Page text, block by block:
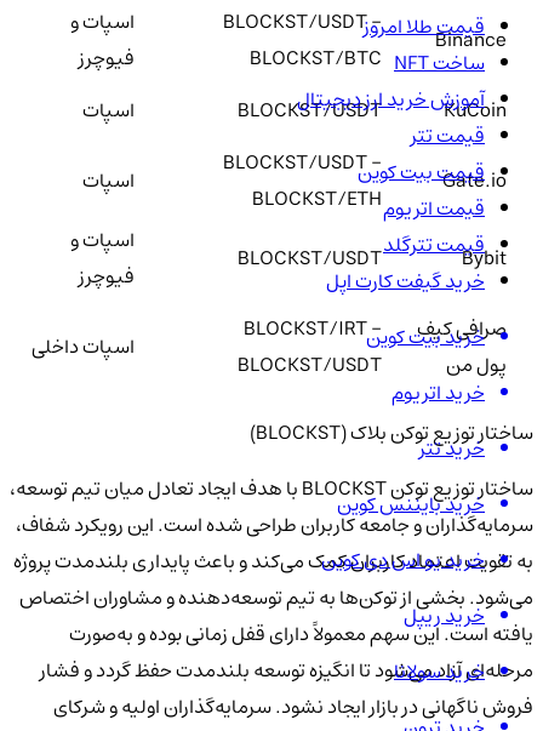
Binance
BLOCKST/USDT –
BLOCKST/BTC
اسپات و
فیوچرز
KuCoin
BLOCKST/USDT اسپات
Gate.io
BLOCKST/USDT –
BLOCKST/ETH
اسپات
Bybit
BLOCKST/USDT
اسپات و
فیوچرز
صرافی کیف
پول من
BLOCKST/IRT –
BLOCKST/USDT
اسپات داخلی
ساختار توزیع توکن بلاک‌ (BLOCKST)
ساختار توزیع توکن BLOCKST با هدف ایجاد تعادل میان تیم توسعه،
سرمایه‌گذاران و جامعه کاربران طراحی شده است. این رویکرد شفاف،
به تقویت اعتماد کاربران کمک می‌کند و باعث پایداری بلندمدت پروژه
می‌شود. بخشی از توکن‌ها به تیم توسعه‌دهنده و مشاوران اختصاص
یافته است. این سهم معمولاً دارای قفل زمانی بوده و به‌صورت
مرحله‌ای آزاد می‌شود تا انگیزه توسعه بلندمدت حفظ گردد و فشار
فروش ناگهانی در بازار ایجاد نشود. سرمایه‌گذاران اولیه و شرکای
قیمت طلا امروز
ساخت NFT
آموزش خرید ارز دیجیتال
قیمت تتر
قیمت بیت کوین
قیمت اتریوم
قیمت تترگلد
خرید گیفت کارت اپل
خرید بیت کوین
خرید اتریوم
خرید تتر
خرید بایننس کوین
خرید یو اس دی کوین
خرید ریپل
خرید سولانا